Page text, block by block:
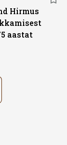
Hirmus
aastat